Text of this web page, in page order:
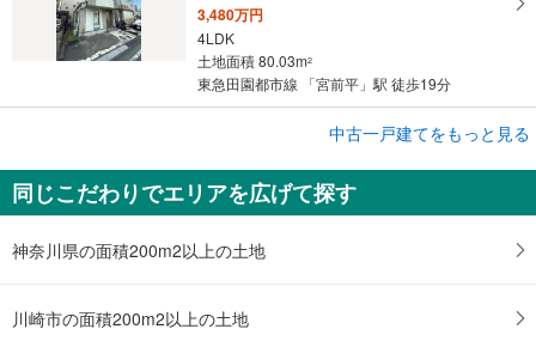
3,480万円
4LDK
土地面積 80.03m2
東急田園都市線 「宮前平」駅 徒歩19分
川崎市宮前区東有馬2丁目
3,798万円
4LDK＋S
土地面積 239.01m
中古一戸建てをもっと見る
同じこだわりでエリアを広げて探す
神奈川県の面積200m2以上の土地
川崎市の面積200m2以上の土地